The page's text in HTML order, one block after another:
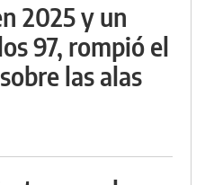
2025 y un
97, rompió el
las alas